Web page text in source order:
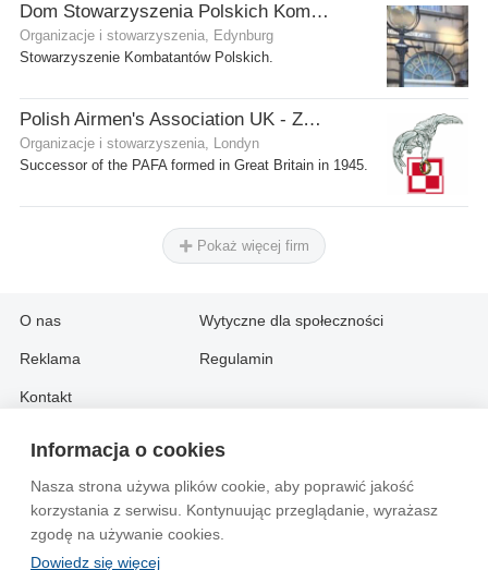
Informacja o cookies
Nasza strona używa plików cookie, aby poprawić jakość
korzystania z serwisu. Kontynuując przeglądanie, wyrażasz
zgodę na używanie cookies.
Dowiedz się więcej
Dom Stowarzyszenia Polskich Kombatantów (SPK) w Edynburgu
Organizacje i stowarzyszenia, Edynburg
Stowarzyszenie Kombatantów Polskich.
Polish Airmen's Association UK - Związek Lotników Polskich WB
Organizacje i stowarzyszenia, Londyn
Successor of the PAFA formed in Great Britain in 1945.
Pokaż więcej firm
O nas
Reklama
Kontakt
Wytyczne dla społeczności
Regulamin
Information in English:
About
Advertise
Contact